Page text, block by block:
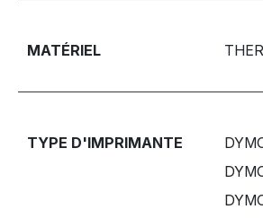
MATÉRIEL
TYPE D'IMPRIMANTE